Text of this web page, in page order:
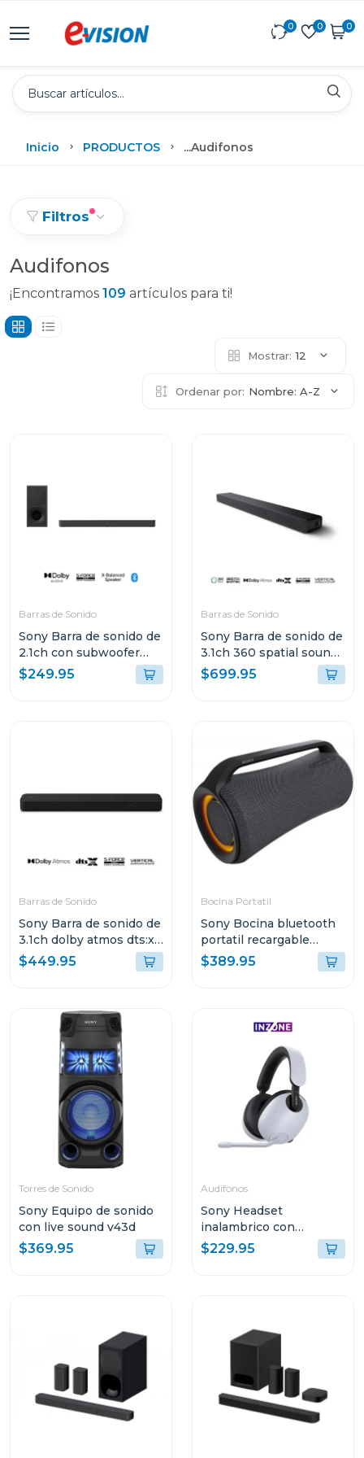
0 0 0
Inicio PRODUCTOS ...Audifonos
Filtros
Audifonos
¡Encontramos 109 artículos para ti!
Mostrar: 12
Ordenar por: Nombre: A-Z
Barras de Sonido
Sony Barra de sonido de
2.1ch con subwoofer
inalambrico s400
$249.95
Barras de Sonido
Sony Barra de sonido de
3.1ch 360 spatial sound
mapping dolby atmos
a3000
$699.95
Barras de Sonido
Sony Barra de sonido de
3.1ch dolby atmos dts:x
s2000
$449.95
Bocina Portatil
Sony Bocina bluetooth
portatil recargable
xg500
$389.95
Torres de Sonido
Sony Equipo de sonido
con live sound v43d
$369.95
Audifonos
Sony Headset
inalambrico con
microfono inzone h7
whg700
$229.95